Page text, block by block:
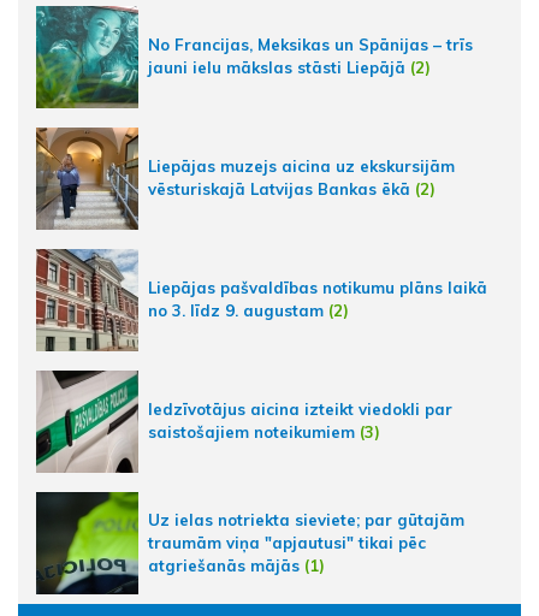
No Francijas, Meksikas un Spānijas – trīs
jauni ielu mākslas stāsti Liepājā (2)
Liepājas muzejs aicina uz ekskursijām
vēsturiskajā Latvijas Bankas ēkā (2)
Liepājas pašvaldības notikumu plāns laikā
no 3. līdz 9. augustam (2)
Iedzīvotājus aicina izteikt viedokli par
saistošajiem noteikumiem (3)
Uz ielas notriekta sieviete; par gūtajām
traumām viņa "apjautusi" tikai pēc
atgriešanās mājās (1)